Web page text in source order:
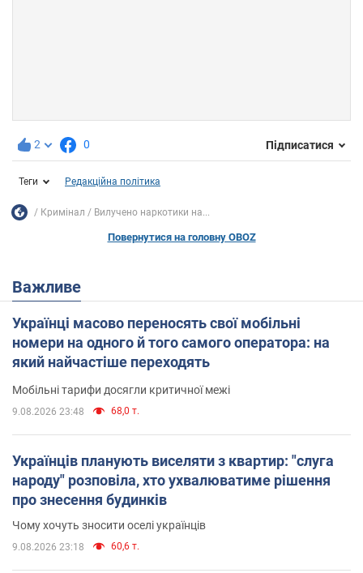
2 0 Підписатися
Теги Редакційна політика
Кримінал Вилучено наркотики на...
Повернутися на головну OBOZ
Важливе
Українці масово переносять свої мобільні
номери на одного й того самого оператора: на
який найчастіше переходять
Мобільні тарифи досягли критичної межі
9.08.2026 23:48 68,0 т.
Українців планують виселяти з квартир: "слуга
народу" розповіла, хто ухвалюватиме рішення
про знесення будинків
Чому хочуть зносити оселі українців
9.08.2026 23:18 60,6 т.